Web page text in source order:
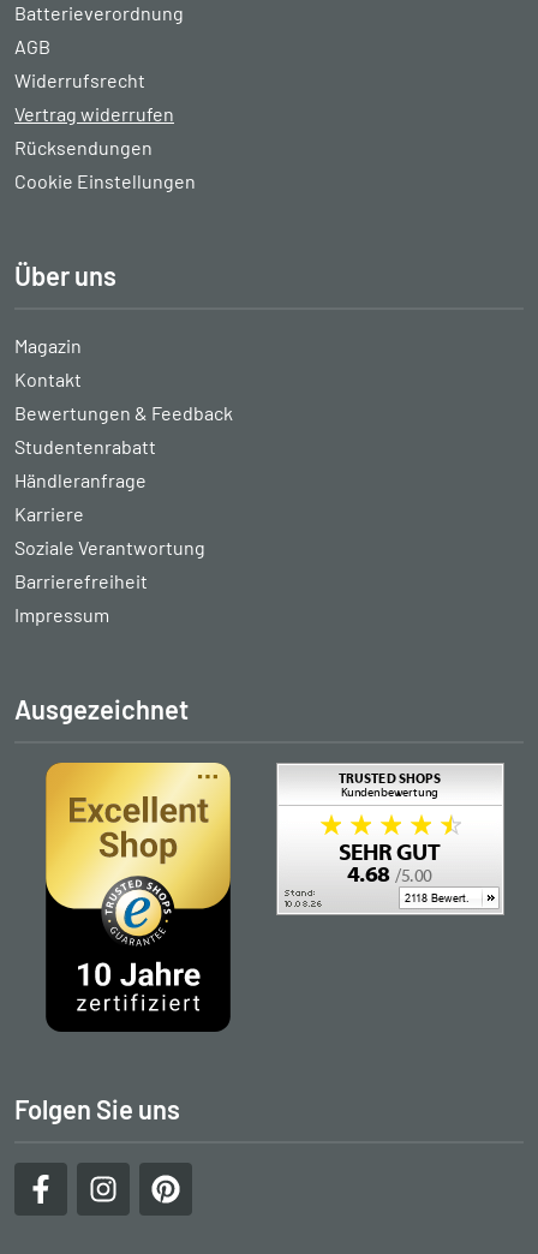
Batterieverordnung
AGB
Widerrufsrecht
Vertrag widerrufen
Rücksendungen
Cookie Einstellungen
Über uns
Magazin
Kontakt
Bewertungen & Feedback
Studentenrabatt
Händleranfrage
Karriere
Soziale Verantwortung
Barrierefreiheit
Impressum
Ausgezeichnet
Folgen Sie uns